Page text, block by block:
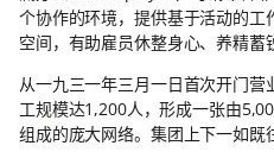
个协作的环境，提供基于活动的
空间，有助雇员休整身心、养精蓄
从一九三一年三月一日首次开门
工规模达1,200人，形成一张由
组成的庞大网络。集团上下一如既